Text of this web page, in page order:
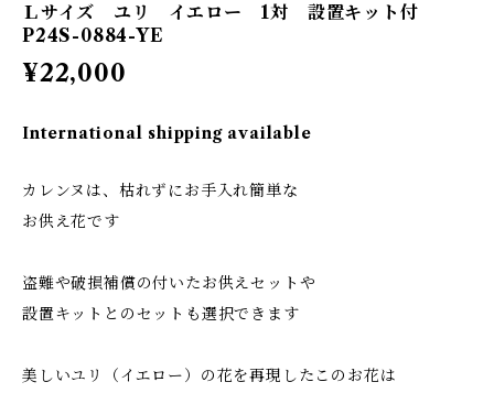
Ｌサイズ ユリ イエロー 1対 設置キット付
P24S-0884-YE
¥22,000
International shipping available
カレンヌは、枯れずにお手入れ簡単な
お供え花です
盗難や破損補償の付いたお供えセットや
設置キットとのセットも選択できます
美しいユリ（イエロー）の花を再現したこのお花は